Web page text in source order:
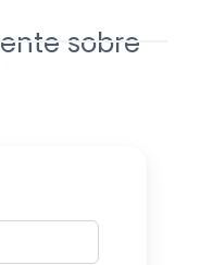
sobre